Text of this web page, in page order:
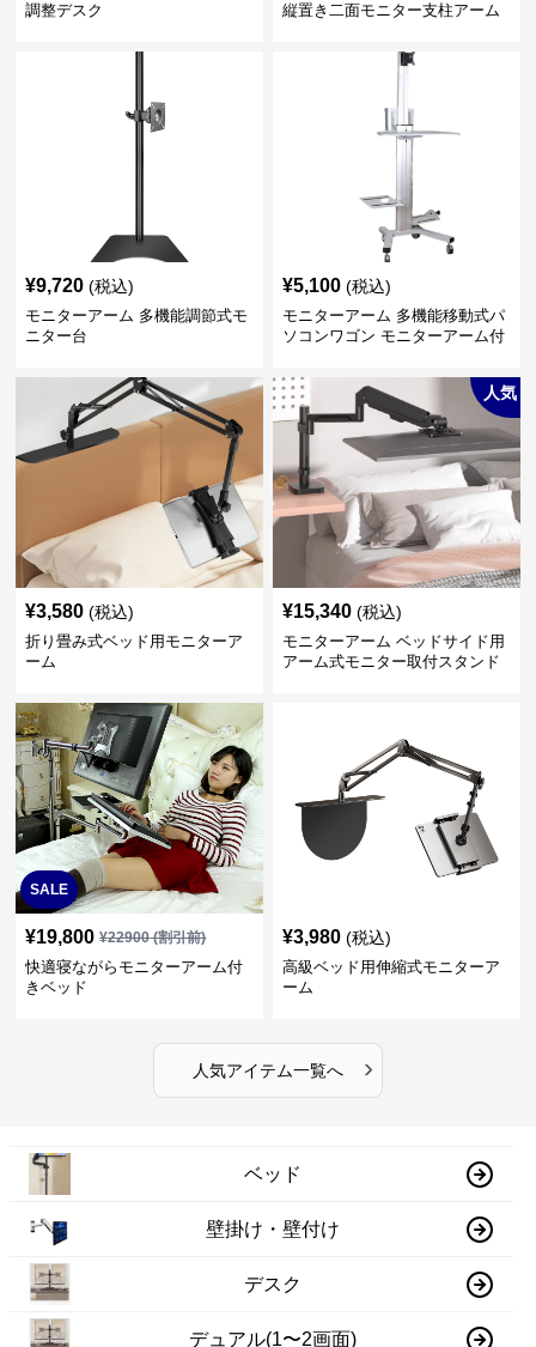
調整デスク
縦置き二面モニター支柱アーム
¥9,720 (税込)
モニターアーム 多機能調節式モ
ニター台
¥5,100 (税込)
モニターアーム 多機能移動式パ
ソコンワゴン モニターアーム付
¥3,580 (税込)
折り畳み式ベッド用モニターア
ーム
人気
¥15,340 (税込)
モニターアーム ベッドサイド用
アーム式モニター取付スタンド
SALE
¥19,800 ¥22900(割引前)
快適寝ながらモニターアーム付
きベッド
¥3,980 (税込)
高級ベッド用伸縮式モニターア
ーム
人気アイテム一覧へ ›
ベッド
壁掛け・壁付け
デスク
デュアル(1〜2画面)